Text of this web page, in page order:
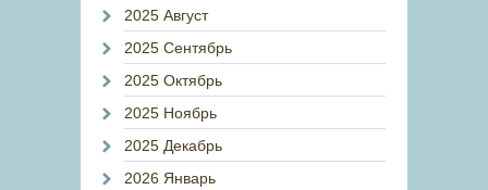
2025 Август
2025 Сентябрь
2025 Октябрь
2025 Ноябрь
2025 Декабрь
2026 Январь